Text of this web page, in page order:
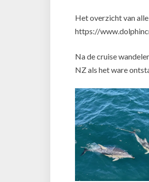
Het overzicht van
https://
Na de cruise
NZ als het ware